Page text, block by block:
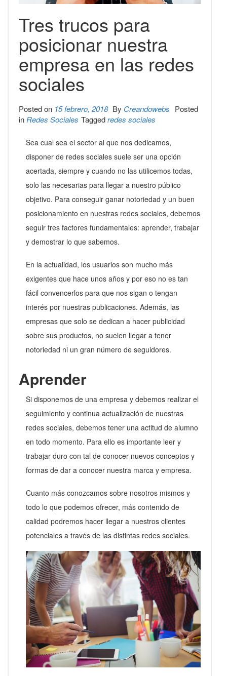
Tres trucos para
posicionar nuestra
empresa en las redes
sociales
Posted on 15 febrero, 2018 By Creandowebs Posted
in Redes Sociales Taggedredes sociales
Sea cual sea el sector al que nos dedicamos,
disponer de redes sociales suele ser una opción
acertada, siempre y cuando no las utilicemos todas,
solo las necesarias para llegar a nuestro público
objetivo. Para conseguir ganar notoriedad y un buen
posicionamiento en nuestras redes sociales, debemos
seguir tres factores fundamentales: aprender, trabajar
y demostrar lo que sabemos.
En la actualidad, los usuarios son mucho más
exigentes que hace unos años y por eso no es tan
fácil convencerlos para que nos sigan o tengan
interés por nuestras publicaciones. Además, las
empresas que solo se dedican a hacer publicidad
sobre sus productos, no suelen llegar a tener
notoriedad ni un gran número de seguidores.
Aprender
Si disponemos de una empresa y debemos realizar el
seguimiento y continua actualización de nuestras
redes sociales, debemos tener una actitud de alumno
en todo momento. Para ello es importante leer y
trabajar duro con tal de conocer nuevos conceptos y
formas de dar a conocer nuestra marca y empresa.
Cuanto más conozcamos sobre nosotros mismos y
todo lo que podemos ofrecer, más contenido de
calidad podremos hacer llegar a nuestros clientes
potenciales a través de las distintas redes sociales.